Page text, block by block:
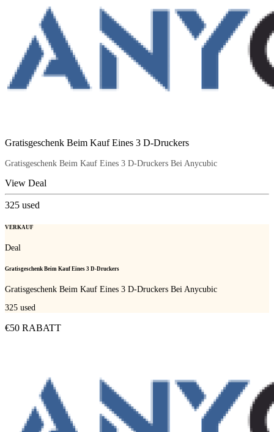
Gratisgeschenk Beim Kauf Eines 3 D-Druckers
Gratisgeschenk Beim Kauf Eines 3 D-Druckers Bei Anycubic
View Deal
325 used
VERKAUF
Deal
Gratisgeschenk Beim Kauf Eines 3 D-Druckers
Gratisgeschenk Beim Kauf Eines 3 D-Druckers Bei Anycubic
325 used
€50 RABATT